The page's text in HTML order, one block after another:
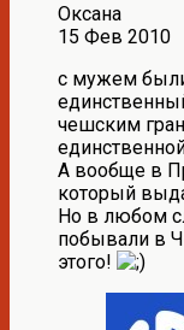
Оксана
15 Фев 2010
с мужем были
чешским
А вообще в
который
Но в любом
побывали в
этого!